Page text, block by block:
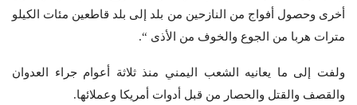
أخرى وحصول أفواج من النازحين من بلد إلى بلد قاطعين مئات الكيلو
مترات هربا من الجوع والخوف من الأذى “.
ولفت إلى ما يعانيه الشعب اليمني منذ ثلاثة أعوام جراء العدوان
والقصف والقتل والحصار من قبل أدوات أمريكا وعملائها.